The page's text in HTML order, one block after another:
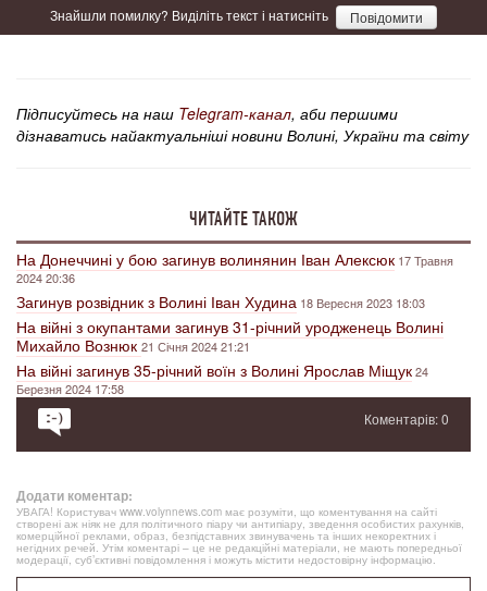
Знайшли помилку? Виділіть текст і натисніть Повідомити
Підписуйтесь на наш Telegram-канал, аби першими
дізнаватись найактуальніші новини Волині, України та світу
ЧИТАЙТЕ ТАКОЖ
На Донеччині у бою загинув волинянин Іван Алексюк 17 Травня
2024 20:36
Загинув розвідник з Волині Іван Худина 18 Вересня 2023 18:03
На війні з окупантами загинув 31-річний уродженець Волині
Михайло Вознюк21 Січня 2024 21:21
На війні загинув 35-річний воїн з Волині Ярослав Міщук24
Березня 2024 17:58
Коментарів: 0
Додати коментар:
УВАГА! Користувач www.volynnews.com має розуміти, що коментування на сайті
створені аж ніяк не для політичного піару чи антипіару, зведення особистих рахунків,
комерційної реклами, образ, безпідставних звинувачень та інших некоректних і
негідних речей. Утім коментарі – це не редакційні матеріали, не мають попередньої
модерації, суб’єктивні повідомлення і можуть містити недостовірну інформацію.